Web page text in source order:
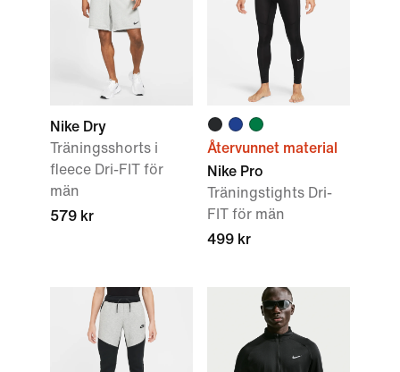
Nike Dry
Träningsshorts i
fleece Dri-FIT för
män
579 kr
Återvunnet material
Nike Pro
Träningstights Dri-
FIT för män
499 kr